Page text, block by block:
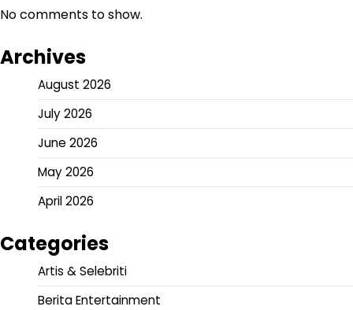
No comments to show.
Archives
August 2026
July 2026
June 2026
May 2026
April 2026
Categories
Artis & Selebriti
Berita Entertainment